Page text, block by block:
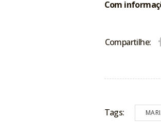
Com
Compartilhe:
Tags: